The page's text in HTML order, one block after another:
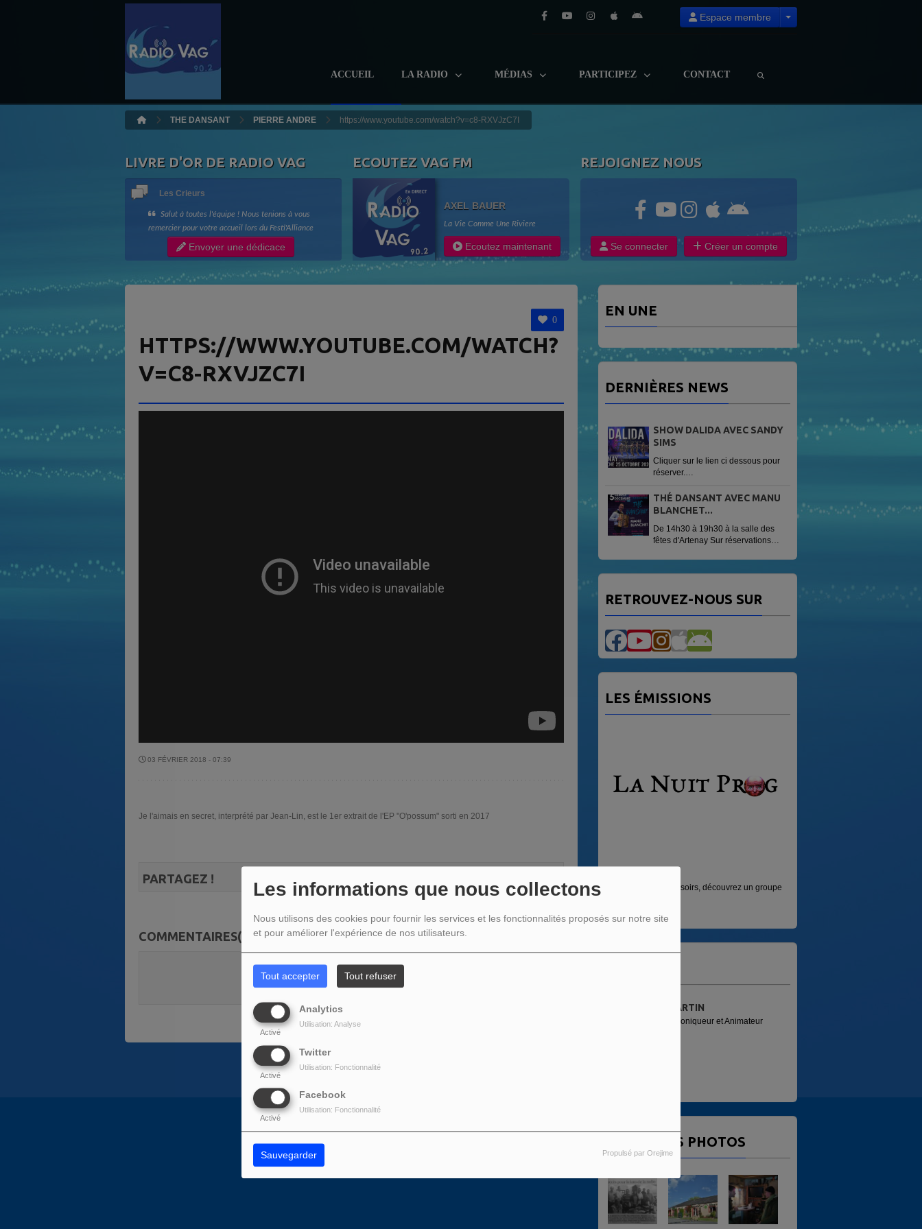
Les informations que nous collectons
Nous utilisons des cookies pour fournir les services et les fonctionnalités proposés sur notre site
et pour améliorer l'expérience de nos utilisateurs.
Tout accepter Tout refuser
Analytics
Activé
Utilisation: Analyse
Twitter
Activé
Utilisation: Fonctionnalité
Facebook
Activé
Utilisation: Fonctionnalité
Sauvegarder Propulsé par Orejime
Espace membre
ACCUEIL LA RADIO MÉDIAS PARTICIPEZ CONTACT
THE DANSANT PIERRE ANDRE https://www.youtube.com/watch?v=c8-RXVJzC7I
LIVRE D'OR DE RADIO VAG
Les Crieurs
Salut à toutes l'équipe ! Nous tenions à vous
remercier pour votre accueil lors du Festi'Alliance
ainsi que votre bonne humeur !! Longue vie à Radio
Vag !! Les Crieurs de Toit
Envoyer une dédicace
ECOUTEZ VAG FM
AXEL BAUER
La Vie Comme Une Riviere
Ecoutez maintenant
REJOIGNEZ NOUS
Se connecter Créer un compte
0
HTTPS://WWW.YOUTUBE.COM/WATCH?
V=C8-RXVJZC7I
03 FÉVRIER 2018 - 07:39
Je l'aimais en secret, interprété par Jean-Lin, est le 1er extrait de l'EP "O'possum" sorti en 2017
PARTAGEZ !
COMMENTAIRES(0)
Vous devez être connecté pour commenter
SE CONNECTER
INSCRIPTION
EN UNE
DERNIÈRES NEWS
SHOW DALIDA AVEC SANDY
SIMS
Cliquer sur le lien ci dessous pour
réserver.
vag/evenements/sandy-sims-
show-dalida
THÉ DANSANT AVEC MANU
BLANCHET...
De 14h30 à 19h30 à la salle des
fêtes d'Artenay Sur réservations
RETROUVEZ-NOUS SUR
LES ÉMISSIONS
Tous les Vendredis soirs, découvrez un groupe
Émission sur la musique des 4 coins
MARTIN
Chroniqueur et Animateur
DERNIÈRES PHOTOS